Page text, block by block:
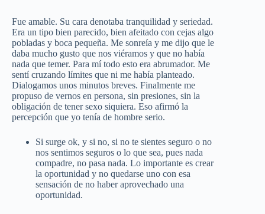
Fue amable. Su cara denotaba tranquilidad y seriedad.
Era un tipo bien parecido, bien afeitado con cejas algo
pobladas y boca pequeña. Me sonreía y me dijo que le
daba mucho gusto que nos viéramos y que no había
nada que temer. Para mí todo esto era abrumador. Me
sentí cruzando límites que ni me había planteado.
Dialogamos unos minutos breves. Finalmente me
propuso de vernos en persona, sin presiones, sin la
obligación de tener sexo siquiera. Eso afirmó la
percepción que yo tenía de hombre serio.
Si surge ok, y si no, si no te sientes seguro o no
nos sentimos seguros o lo que sea, pues nada
compadre, no pasa nada. Lo importante es crear
la oportunidad y no quedarse uno con esa
sensación de no haber aprovechado una
oportunidad.